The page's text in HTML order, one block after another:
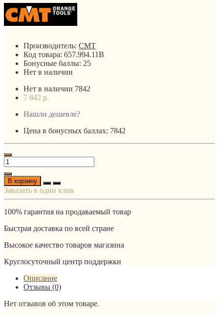
Производитель: CMT
Код товара: 657.994.11B
Бонусные баллы: 25
Нет в наличии
Нет в наличии 7842
7 842 р.
Нашли дешевле?
Цена в бонусных баллах: 7842
В корзину
Заказать в один клик
100% гарантия на продаваемый товар
Быстрая доставка по всей стране
Высокое качество товаров магазина
Круглосуточный центр поддержки
Описание
Отзывы (0)
Нет отзывов об этом товаре.